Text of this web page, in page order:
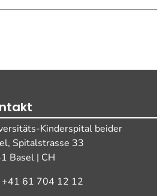
Kinderspital beider
Spitalstrasse 33
Basel | CH
+41 61 704 12 12